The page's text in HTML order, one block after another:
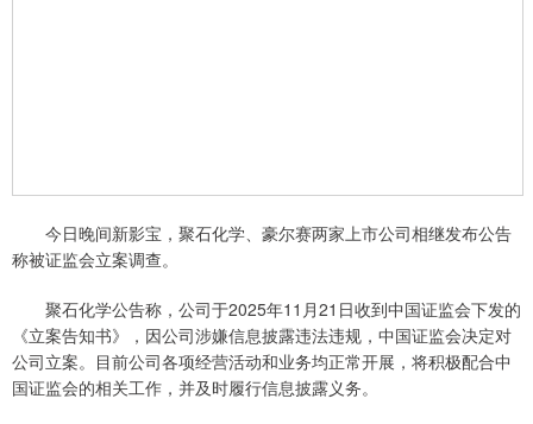
今日晚间新影宝，聚石化学、豪尔赛两家上市公司相继发布公告
称被证监会立案调查。
聚石化学公告称，公司于2025年11月21日收到中国证监会下发的
《立案告知书》，因公司涉嫌信息披露违法违规，中国证监会决定对
公司立案。目前公司各项经营活动和业务均正常开展，将积极配合中
国证监会的相关工作，并及时履行信息披露义务。